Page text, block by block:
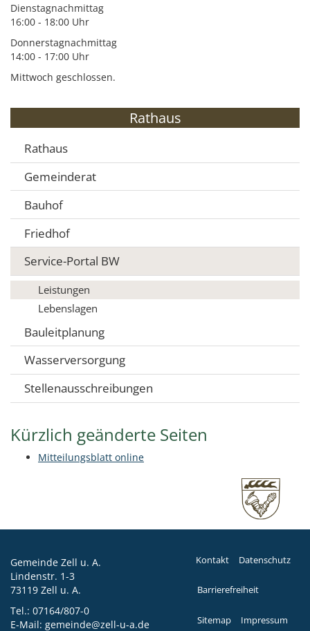
Dienstagnachmittag
16:00 - 18:00 Uhr
Donnerstagnachmittag
14:00 - 17:00 Uhr
Mittwoch geschlossen.
Rathaus
Rathaus
Gemeinderat
Bauhof
Friedhof
Service-Portal BW
Leistungen
Lebenslagen
Bauleitplanung
Wasserversorgung
Stellenausschreibungen
Kürzlich geänderte Seiten
Mitteilungsblatt online
Gemeinde Zell u. A.
Lindenstr. 1-3
73119 Zell u. A.
Tel.: 07164/807-0
E-Mail: gemeinde@zell-u-a.de
Kontakt Datenschutz
Barrierefreiheit
Sitemap Impressum